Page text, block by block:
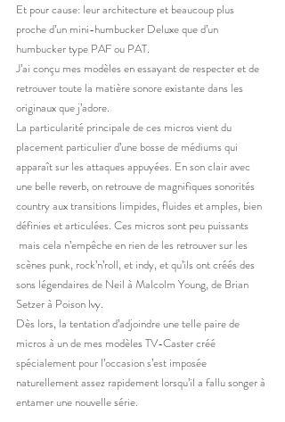
Et pour cause: leur architecture et beaucoup plus
proche d’un mini-humbucker Deluxe que d’un
humbucker type PAF ou PAT.
J’ai conçu mes modèles en essayant de respecter et de
retrouver toute la matière sonore existante dans les
originaux que j’adore.
La particularité principale de ces micros vient du
placement particulier d’une bosse de médiums qui
apparaît sur les attaques appuyées. En son clair avec
une belle reverb, on retrouve de magnifiques sonorités
country aux transitions limpides, fluides et amples, bien
définies et articulées. Ces micros sont peu puissants
mais cela n’empêche en rien de les retrouver sur les
scènes punk, rock’n’roll, et indy, et qu’ils ont créés des
sons légendaires de Neil à Malcolm Young, de Brian
Setzer à Poison Ivy.
Dès lors, la tentation d’adjoindre une telle paire de
micros à un de mes modèles TV-Caster créé
spécialement pour l’occasion s’est imposée
naturellement assez rapidement lorsqu’il a fallu songer à
entamer une nouvelle série.